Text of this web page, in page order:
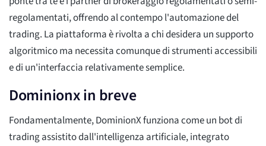
regolamentati, offrendo al contempo l'automazione del
trading. La piattaforma è rivolta a chi desidera un supporto
algoritmico ma necessita comunque di strumenti accessibili
e di un'interfaccia relativamente semplice.
Dominionx in breve
Fondamentalmente, DominionX funziona come un bot di
trading assistito dall'intelligenza artificiale, integrato